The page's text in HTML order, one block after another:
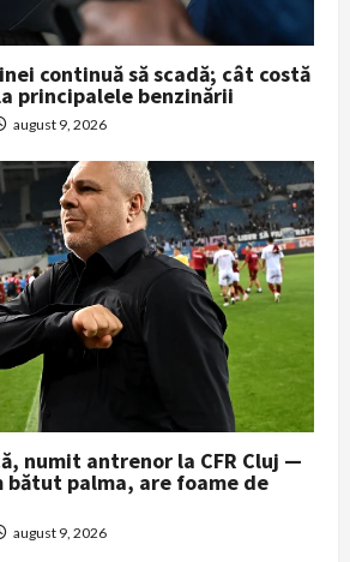
continuă să scadă; cât costă
principalele benzinării
august 9, 2026
numit antrenor la CFR Cluj —
bătut palma, are foame de
august 9, 2026